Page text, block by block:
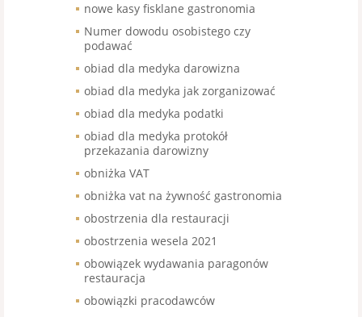
nowe kasy fisklane gastronomia
Numer dowodu osobistego czy
podawać
obiad dla medyka darowizna
obiad dla medyka jak zorganizować
obiad dla medyka podatki
obiad dla medyka protokół
przekazania darowizny
obniżka VAT
obniżka vat na żywność gastronomia
obostrzenia dla restauracji
obostrzenia wesela 2021
obowiązek wydawania paragonów
restauracja
obowiązki pracodawców